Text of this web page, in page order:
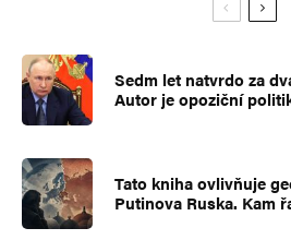
Sedm let natvrdo za
Autor je opoziční
Tato kniha ovlivňuje
Putinova Ruska. Kam